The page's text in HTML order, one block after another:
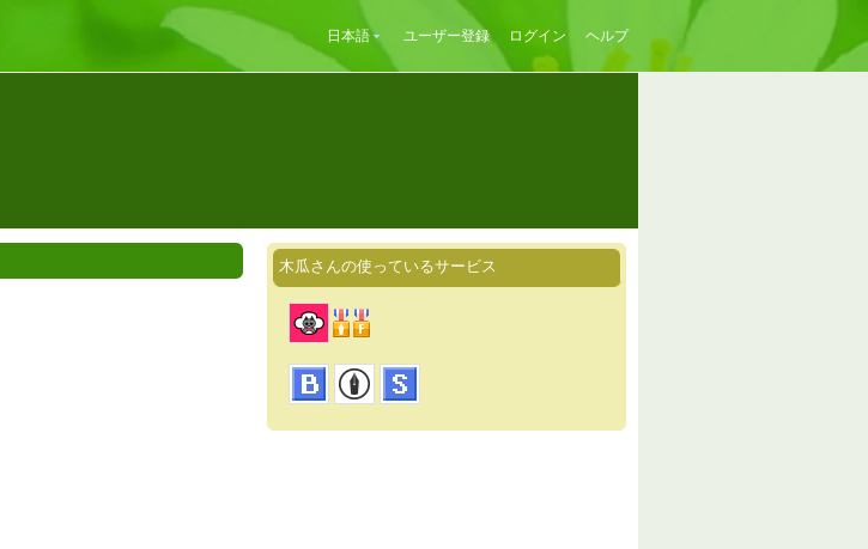
日本語 ユーザー登録 ログイン ヘルプ
木瓜さんの使っているサービス